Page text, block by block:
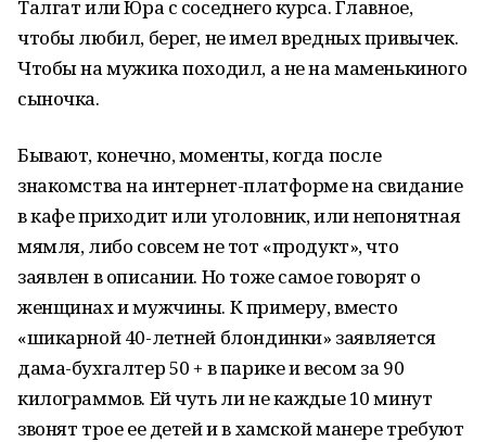
Талгат или Юра с соседнего курса. Главное,
чтобы любил, берег, не имел вредных привычек.
Чтобы на мужика походил, а не на маменькиного
сыночка.
Бывают, конечно, моменты, когда после
знакомства на интернет-платформе на свидание
в кафе приходит или уголовник, или непонятная
мямля, либо совсем не тот «продукт», что
заявлен в описании. Но тоже самое говорят о
женщинах и мужчины. К примеру, вместо
«шикарной 40-летней блондинки» заявляется
дама-бухгалтер 50 + в парике и весом за 90
килограммов. Ей чуть ли не каждые 10 минут
звонят трое ее детей и в хамской манере требуют